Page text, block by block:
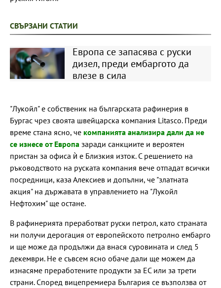
СВЪРЗАНИ СТАТИИ
Европа се запасява с руски
дизел, преди ембаргото да
влезе в сила
"Лукойл" е собственик на българската рафинерия в
Бургас чрез своята швейцарска компания Litasco. Преди
време стана ясно, че компанията анализира дали да не
се изнесе от Европа заради санкциите и вероятен
пристан за офиса ѝ е Близкия изток. С решението на
ръководството на руската компания вече отпадат всички
посредници, каза Алексиев и допълни, че "златната
акция" на държавата в управлението на "Лукойл
Нефтохим" ще остане.
В рафинерията преработват руски петрол, като страната
ни получи дерогация от европейското петролно ембарго
и ще може да продължи да внася суровината и след 5
декември. Не е съвсем ясно обаче дали ще можем да
изнасяме преработените продукти за ЕС или за трети
страни. Според вицепремиера България се възползва от